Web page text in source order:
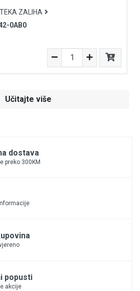
ZALIHA
0AB0
Učitajte više
dostava
preko 300KM
popusti
akcije